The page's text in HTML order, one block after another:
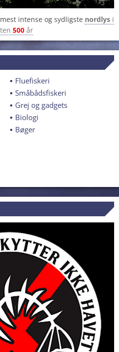
intense og sydligste nordlys i
500 år
Fluefiskeri
Småbådsfiskeri
Grej og gadgets
Biologi
Bøger